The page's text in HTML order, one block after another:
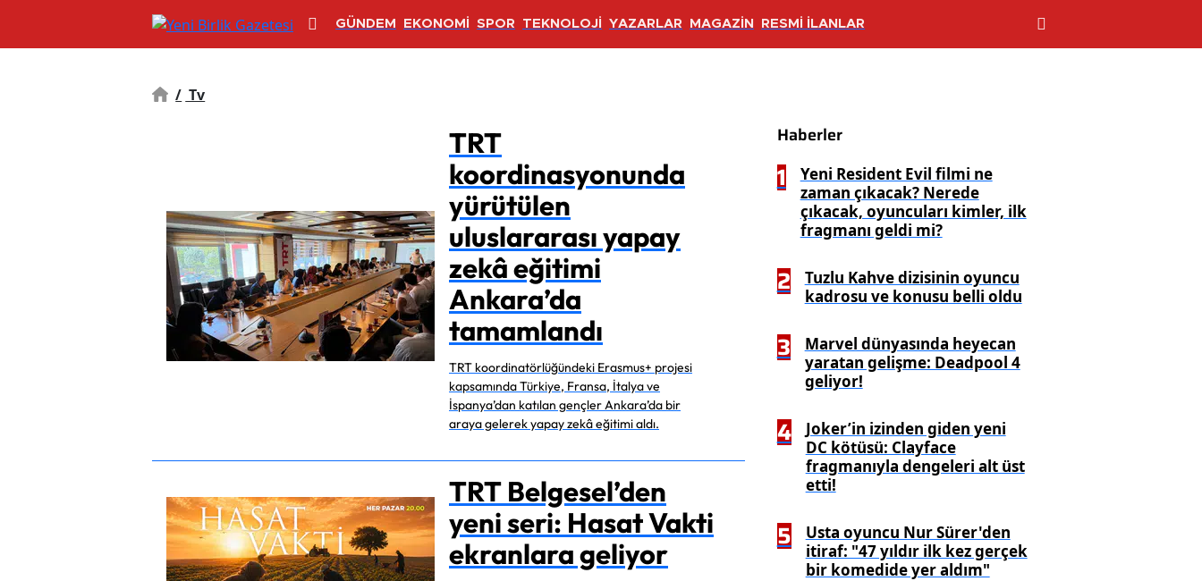
GÜNDEM EKONOMİ SPOR TEKNOLOJİ YAZARLAR MAGAZİN RESMİ İLANLAR
/ Tv
TRT
koordinasyonunda
yürütülen
uluslararası yapay
zekâ eğitimi
Ankara’da
tamamlandı
TRT koordinatörlüğündeki Erasmus+ projesi
kapsamında Türkiye, Fransa, İtalya ve
İspanya’dan katılan gençler Ankara’da bir
araya gelerek yapay zekâ eğitimi aldı.
TRT Belgesel’den
yeni seri: Hasat Vakti
ekranlara geliyor
Haberler
1
Yeni Resident Evil filmi ne
zaman çıkacak? Nerede
çıkacak, oyuncuları kimler, ilk
fragmanı geldi mi?
2
Tuzlu Kahve dizisinin oyuncu
kadrosu ve konusu belli oldu
3
Marvel dünyasında heyecan
yaratan gelişme: Deadpool 4
geliyor!
4
Joker’in izinden giden yeni
DC kötüsü: Clayface
fragmanıyla dengeleri alt üst
etti!
5
Usta oyuncu Nur Sürer'den
itiraf: "47 yıldır ilk kez gerçek
bir komedide yer aldım"